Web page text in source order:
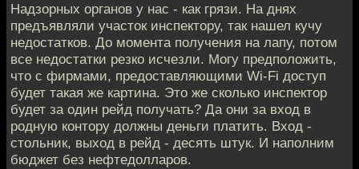
Надзорных органов у нас - как грязи. На днях
предъявляли участок инспектору, так нашел кучу
недостатков. До момента получения на лапу, потом
все недостатки резко исчезли. Могу предположить,
что с фирмами, предоставляющими Wi-Fi доступ
будет такая же картина. Это же сколько инспектор
будет за один рейд получать? Да они за вход в
родную контору должны деньги платить. Вход -
стольник, выход в рейд - десять штук. И наполним
бюджет без нефтедолларов.